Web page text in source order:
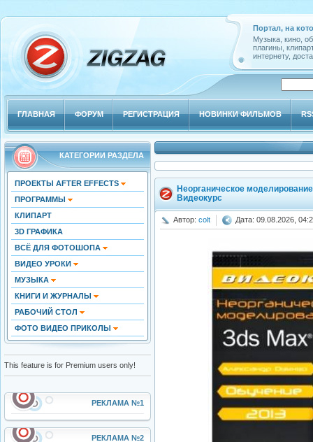
Портал, на
Музыка, кино,
плагины,
интернету,
ГЛАВНАЯ ФОРУМ РЕГИСТРАЦИЯ НОВИНКИ ФИЛЬМОВ
КАТЕГОРИИ РАЗДЕЛА
ПРОЕКТЫ AFTER EFFECTS
ПРОГРАММЫ
КЛИПАРТ
3D ГРАФИКА
ВСЁ ДЛЯ ФОТОШОПА
ВИДЕО УРОКИ
МУЗЫКА
КНИГИ И ЖУРНАЛЫ
РАБОЧИЙ СТОЛ
ФОТО ВИДЕО ПРИКОЛЫ
This feature is for Premium users only!
РЕКЛАМА №1
РЕКЛАМА №2
Неорганическое
Видеокурс
Автор: colt Дата: 09.08.2026,